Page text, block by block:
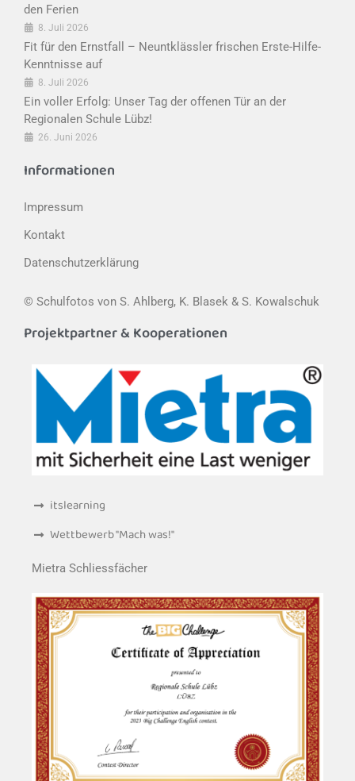
den Ferien
8. Juli 2026
Fit für den Ernstfall – Neuntklässler frischen Erste-Hilfe-
Kenntnisse auf
8. Juli 2026
Ein voller Erfolg: Unser Tag der offenen Tür an der
Regionalen Schule Lübz!
26. Juni 2026
Informationen
Impressum
Kontakt
Datenschutzerklärung
© Schulfotos von S. Ahlberg, K. Blasek & S. Kowalschuk
Projektpartner & Kooperationen
itslearning
Wettbewerb "Mach was!"
Mietra Schliessfächer